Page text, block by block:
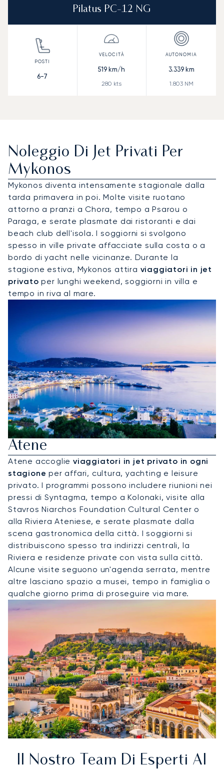
Pilatus PC-12 NG
6-7
519 km/h
280 kts
3.339km
1.803NM
Noleggio Di Jet Privati Per
Mykonos
Mykonos diventa intensamente stagionale dalla
tarda primavera in poi. Molte visite ruotano
attorno a pranzi a Chora, tempo a Psarou o
Paraga, e serate plasmate dai ristoranti e dai
beach club dell'isola. I soggiorni si svolgono
spesso in ville private affacciate sulla costa o a
bordo di yacht nelle vicinanze. Durante la
stagione estiva, Mykonos attira viaggiatori in jet
privato per lunghi weekend, soggiorni in villa e
tempo in riva al mare.
Noleggio Di Jet Privati Per
Atene
Atene accoglie viaggiatori in jet privato in ogni
stagione per affari, cultura, yachting e leisure
privato. I programmi possono includere riunioni nei
pressi di Syntagma, tempo a Kolonaki, visite alla
Stavros Niarchos Foundation Cultural Center o
alla Riviera Ateniese, e serate plasmate dalla
scena gastronomica della città. I soggiorni si
distribuiscono spesso tra indirizzi centrali, la
Riviera e residenze private con vista sulla città.
Alcune visite seguono un'agenda serrata, mentre
altre lasciano spazio a musei, tempo in famiglia o
qualche giorno prima di proseguire via mare.
Il Nostro Team Di Esperti Al